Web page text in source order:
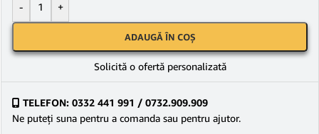
- +
ADAUGĂ ÎN COȘ
Solicită o ofertă personalizată
TELEFON: 0332 441 991 / 0732.909.909
Ne puteţi suna pentru a comanda sau pentru ajutor.